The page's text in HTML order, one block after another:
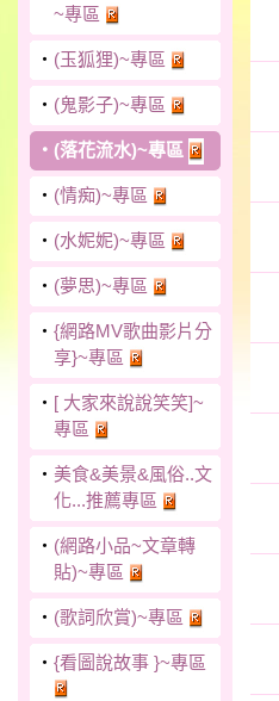
~專區
‧ (玉狐狸)~專區
‧ (鬼影子)~專區
‧ (落花流水)~專區
‧ (情痴)~專區
‧ (水妮妮)~專區
‧ (夢思)~專區
‧ {網路MV歌曲影片分
享}~專區
‧ [ 大家來說說笑笑]~
專區
‧ 美食&美景&風俗..文
化...推薦專區
‧ (網路小品~文章轉
貼)~專區
‧ (歌詞欣賞)~專區
‧ {看圖說故事 }~專區